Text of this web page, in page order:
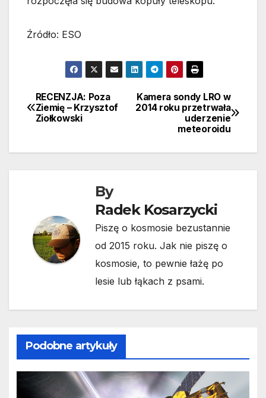
Źródło: ESO
Nawigacja
wpisu
Kamera sondy LRO w
2014 roku przetrwała
uderzenie
meteoroidu
RECENZJA: Poza
Ziemię – Krzysztof
Ziołkowski
By
Radek Kosarzycki
Piszę o kosmosie bezustannie
od 2015 roku. Jak nie piszę o
kosmosie, to pewnie łażę po
lesie lub łąkach z psami.
Podobne artykuły